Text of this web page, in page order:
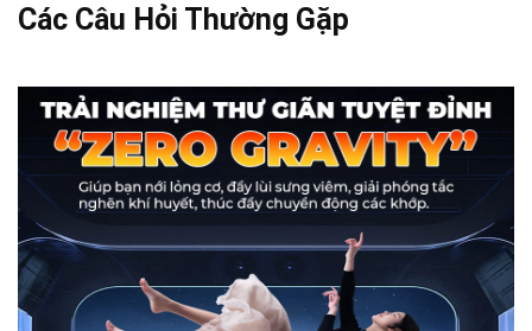
Các Câu Hỏi Thường Gặp